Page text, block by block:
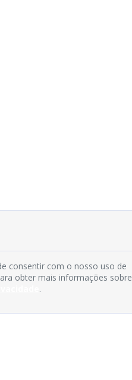
consentir com o nosso uso de
obter mais informações sobre
.